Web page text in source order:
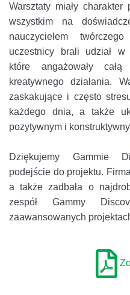
Warsztaty miały
wszystkim na
nauczycielem
uczestnicy brali udział w
które angażowały
kreatywnego działania.
zaskakujące i często
każdego dnia, a także
pozytywnym i
Dziękujemy Gammie
podejście do projektu.
a także zadbała o
zespół Gammy
zaawansowanych